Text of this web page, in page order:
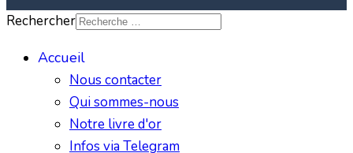
Rechercher
Accueil
Nous contacter
Qui sommes-nous
Notre livre d'or
Infos via Telegram